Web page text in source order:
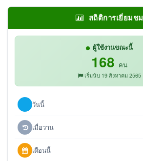
สถิติการเยี่ยมชม
ผู้ใช้งานขณะนี้
168 คน
เริ่มนับ 19 สิงหาคม 2565
วันนี้
เมื่อวาน
เดือนนี้